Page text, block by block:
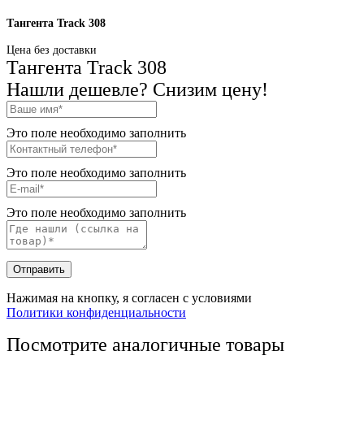
Тангента Track 308
Цена без доставки
Тангента Track 308
Нашли дешевле? Снизим цену!
Это поле необходимо заполнить
Это поле необходимо заполнить
Это поле необходимо заполнить
Отправить
Нажимая на кнопку, я согласен с условиями
Политики конфиденциальности
Посмотрите аналогичные товары